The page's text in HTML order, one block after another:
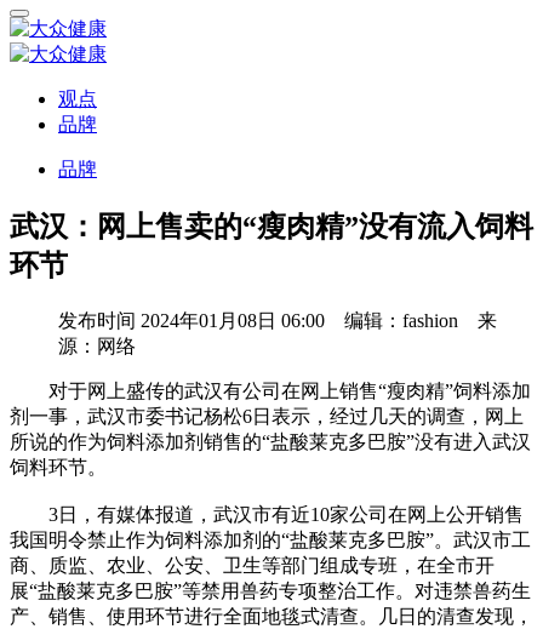
观点
品牌
品牌
武汉：网上售卖的“瘦肉精”没有流入饲料
环节
发布时间 2024年01月08日 06:00 编辑：fashion 来
源：网络
对于网上盛传的武汉有公司在网上销售“瘦肉精”饲料添加
剂一事，武汉市委书记杨松6日表示，经过几天的调查，网上
所说的作为饲料添加剂销售的“盐酸莱克多巴胺”没有进入武汉
饲料环节。
3日，有媒体报道，武汉市有近10家公司在网上公开销售
我国明令禁止作为饲料添加剂的“盐酸莱克多巴胺”。武汉市工
商、质监、农业、公安、卫生等部门组成专班，在全市开
展“盐酸莱克多巴胺”等禁用兽药专项整治工作。对违禁兽药生
产、销售、使用环节进行全面地毯式清查。几日的清查发现，